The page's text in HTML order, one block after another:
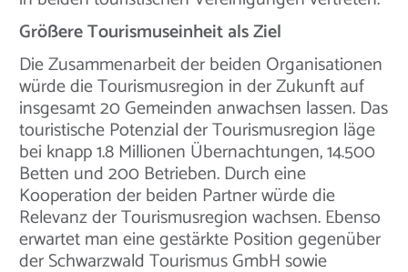
Größere Tourismuseinheit als Ziel
Die Zusammenarbeit der beiden Organisationen
würde die Tourismusregion in der Zukunft auf
insgesamt 20 Gemeinden anwachsen lassen. Das
touristische Potenzial der Tourismusregion läge
bei knapp 1.8 Millionen Übernachtungen, 14.500
Betten und 200 Betrieben. Durch eine
Kooperation der beiden Partner würde die
Relevanz der Tourismusregion wachsen. Ebenso
erwartet man eine gestärkte Position gegenüber
der Schwarzwald Tourismus GmbH sowie